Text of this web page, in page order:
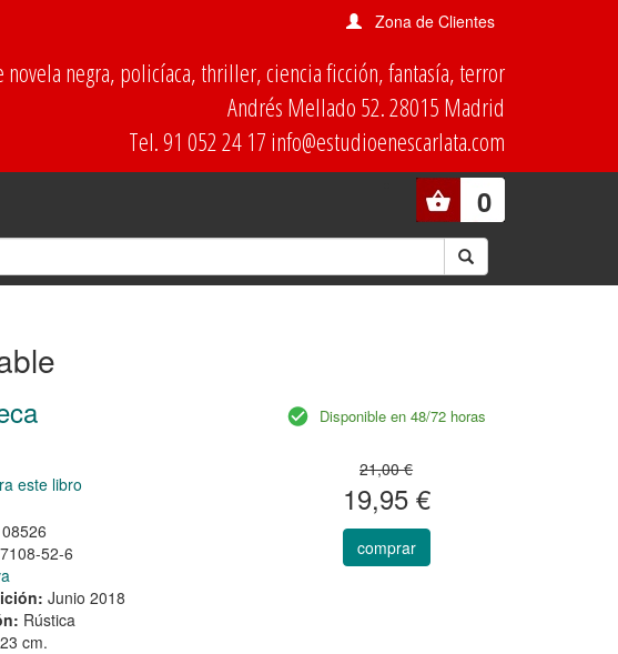
Zona de Clientes
negra, policíaca, thriller, ciencia ficción, fantasía, terror
Andrés Mellado 52. 28015 Madrid
Tel. 91 052 24 17 info@estudioenescarlata.com
0
este libro
52-6
Junio 2018
Rústica
cm.
Disponible en 48/72 horas
21,00 €
19,95 €
comprar